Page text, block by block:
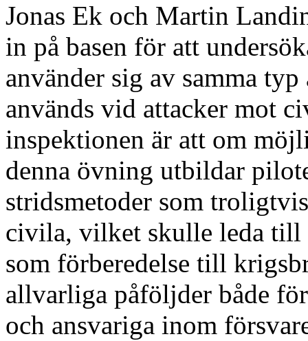
Jonas Ek och Martin
in på basen för att
använder sig av samma
används vid attacker mot
inspektionen är att om
denna övning utbildar
stridsmetoder som
civila, vilket skulle leda till
som förberedelse till
allvarliga påföljder både
och ansvariga inom